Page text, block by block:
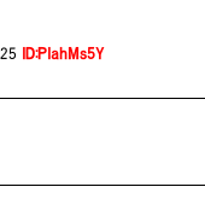
ID:PIahMs5Y